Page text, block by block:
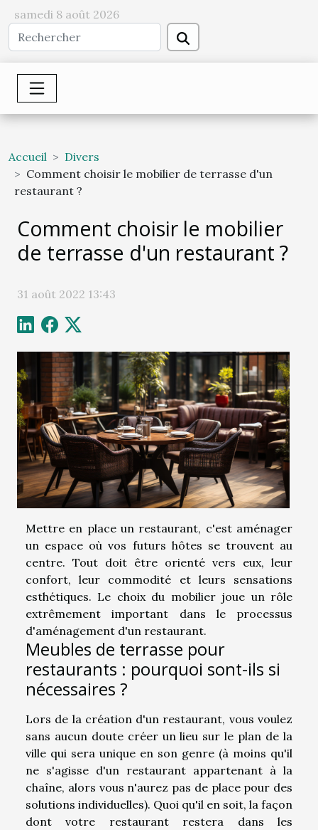
samedi 8 août 2026
Accueil
Divers
Comment choisir le mobilier de terrasse d'un
restaurant ?
Comment choisir le mobilier
de terrasse d'un restaurant ?
31 août 2022 13:43
Mettre en place un restaurant, c'est aménager
un espace où vos futurs hôtes se trouvent au
centre. Tout doit être orienté vers eux, leur
confort, leur commodité et leurs sensations
esthétiques. Le choix du mobilier joue un rôle
extrêmement important dans le processus
d'aménagement d'un restaurant.
Meubles de terrasse pour
restaurants : pourquoi sont-ils si
nécessaires ?
Lors de la création d'un restaurant, vous voulez
sans aucun doute créer un lieu sur le plan de la
ville qui sera unique en son genre (à moins qu'il
ne s'agisse d'un restaurant appartenant à la
chaîne, alors vous n'aurez pas de place pour des
solutions individuelles). Quoi qu'il en soit, la façon
dont votre restaurant restera dans les